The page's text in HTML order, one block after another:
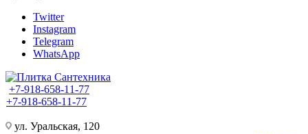
Twitter
Instagram
Telegram
WhatsApp
+7-918-658-11-77
+7-918-658-11-77
ул. Уральская, 120